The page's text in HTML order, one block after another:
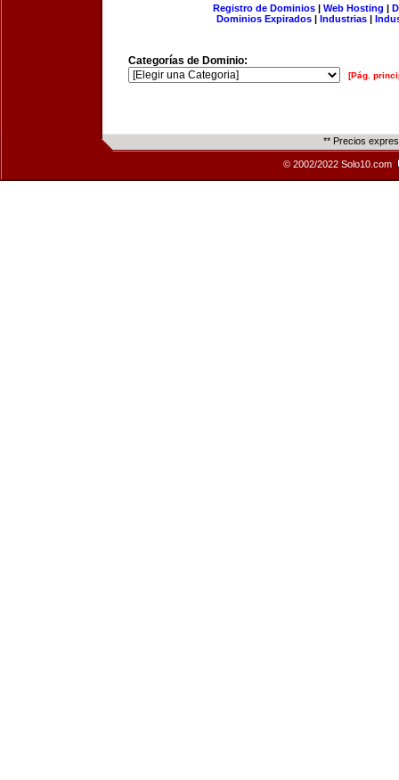
Registro de Dominios| Web Hosting |
Dominios Expirados | Industrias |
Categorías de Dominio:
[Pág.
** Precios
© 2002/2022 Solo10.com